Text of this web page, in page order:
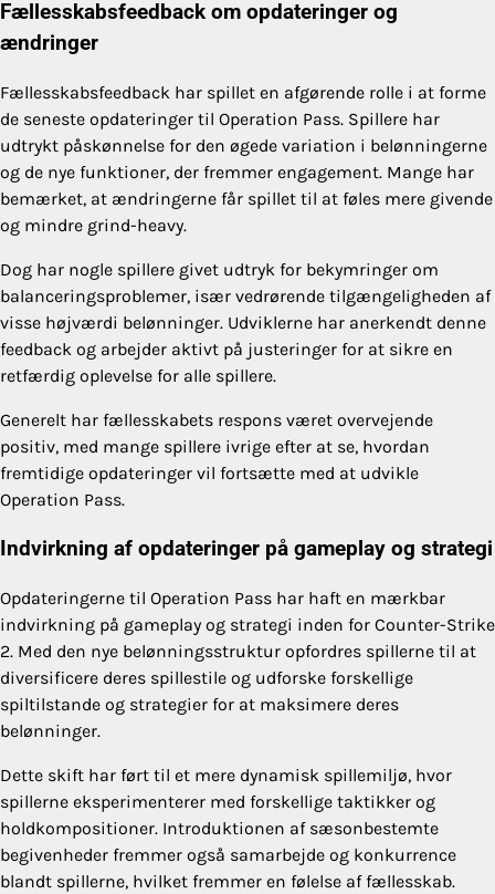
Fællesskabsfeedback om opdateringer og
ændringer
Fællesskabsfeedback har spillet en afgørende rolle i at forme
de seneste opdateringer til Operation Pass. Spillere har
udtrykt påskønnelse for den øgede variation i belønningerne
og de nye funktioner, der fremmer engagement. Mange har
bemærket, at ændringerne får spillet til at føles mere givende
og mindre grind-heavy.
Dog har nogle spillere givet udtryk for bekymringer om
balanceringsproblemer, især vedrørende tilgængeligheden af
visse højværdi belønninger. Udviklerne har anerkendt denne
feedback og arbejder aktivt på justeringer for at sikre en
retfærdig oplevelse for alle spillere.
Generelt har fællesskabets respons været overvejende
positiv, med mange spillere ivrige efter at se, hvordan
fremtidige opdateringer vil fortsætte med at udvikle
Operation Pass.
Indvirkning af opdateringer på gameplay og strategi
Opdateringerne til Operation Pass har haft en mærkbar
indvirkning på gameplay og strategi inden for Counter-Strike
2. Med den nye belønningsstruktur opfordres spillerne til at
diversificere deres spillestile og udforske forskellige
spiltilstande og strategier for at maksimere deres
belønninger.
Dette skift har ført til et mere dynamisk spillemiljø, hvor
spillerne eksperimenterer med forskellige taktikker og
holdkompositioner. Introduktionen af sæsonbestemte
begivenheder fremmer også samarbejde og konkurrence
blandt spillerne, hvilket fremmer en følelse af fællesskab.